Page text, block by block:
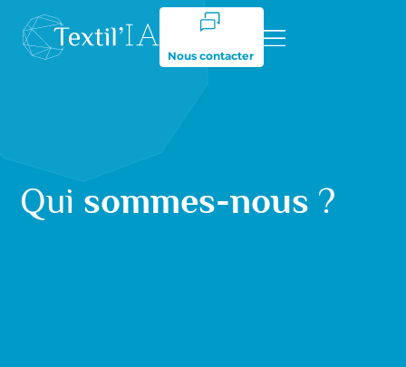
Nous contacter
Qui sommes-nous ?